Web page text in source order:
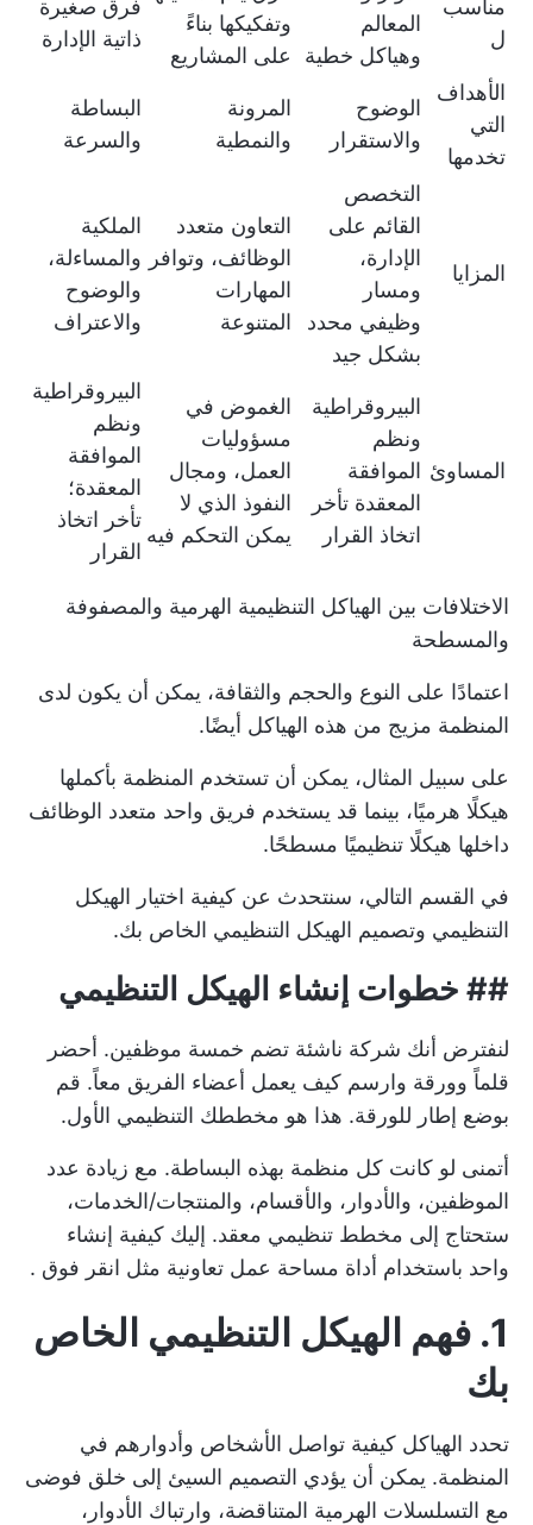
مناسب
ل
المعالم
وهياكل خطية
وتفكيكها بناءً
على المشاريع
فرق صغيرة
ذاتية الإدارة
الأهداف
التي
تخدمها
الوضوح
والاستقرار
المرونة
والنمطية
البساطة
والسرعة
المزايا
التخصص
القائم على
الإدارة،
ومسار
وظيفي محدد
بشكل جيد
التعاون متعدد
الوظائف، وتوافر
المهارات
المتنوعة
الملكية
والمساءلة،
والوضوح
والاعتراف
المساوئ
البيروقراطية
ونظم
الموافقة
المعقدة تأخر
اتخاذ القرار
الغموض في
مسؤوليات
العمل، ومجال
النفوذ الذي لا
يمكن التحكم فيه
البيروقراطية
ونظم
الموافقة
المعقدة؛
تأخر اتخاذ
القرار
الاختلافات بين الهياكل التنظيمية الهرمية والمصفوفة
والمسطحة
اعتمادًا على النوع والحجم والثقافة، يمكن أن يكون لدى
المنظمة مزيج من هذه الهياكل أيضًا.
على سبيل المثال، يمكن أن تستخدم المنظمة بأكملها
هيكلًا هرميًا، بينما قد يستخدم فريق واحد متعدد الوظائف
داخلها هيكلًا تنظيميًا مسطحًا.
في القسم التالي، سنتحدث عن كيفية اختيار الهيكل
التنظيمي وتصميم الهيكل التنظيمي الخاص بك.
## خطوات إنشاء الهيكل التنظيمي
لنفترض أنك شركة ناشئة تضم خمسة موظفين. أحضر
قلماً وورقة وارسم كيف يعمل أعضاء الفريق معاً. قم
بوضع إطار للورقة. هذا هو مخططك التنظيمي الأول.
أتمنى لو كانت كل منظمة بهذه البساطة. مع زيادة عدد
الموظفين، والأدوار، والأقسام، والمنتجات/الخدمات،
ستحتاج إلى مخطط تنظيمي معقد. إليك كيفية إنشاء
واحد باستخدام أداة مساحة عمل تعاونية مثل انقر فوق .
1. فهم الهيكل التنظيمي الخاص
بك
تحدد الهياكل كيفية تواصل الأشخاص وأدوارهم في
المنظمة. يمكن أن يؤدي التصميم السيئ إلى خلق فوضى
مع التسلسلات الهرمية المتناقضة، وارتباك الأدوار،